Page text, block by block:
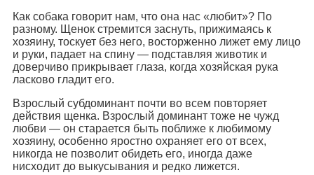
Как собака говорит нам, что она нас «любит»? По
разному. Щенок стремится заснуть, прижимаясь к
хозяину, тоскует без него, восторженно лижет ему лицо
и руки, падает на спину — подставляя животик и
доверчиво прикрывает глаза, когда хозяйская рука
ласково гладит его.
Взрослый субдоминант почти во всем повторяет
действия щенка. Взрослый доминант тоже не чужд
любви — он старается быть поближе к любимому
хозяину, особенно яростно охраняет его от всех,
никогда не позволит обидеть его, иногда даже
нисходит до выкусывания и редко лижется.